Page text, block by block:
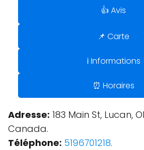
👍 Avis
📌 Carte
ℹ️ Informations
⏰ Horaires
Adresse: 183 Main St, Lucan,
Canada.
Téléphone: 5196701218.